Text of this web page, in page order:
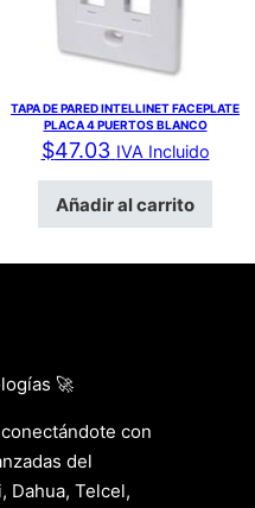
TAPA DE PARED INTELLINET FACEPLATE
PLACA 4 PUERTOS BLANCO
$47.03 IVA Incluido
Añadir al carrito
🚀
con
del
Dahua, Telcel,